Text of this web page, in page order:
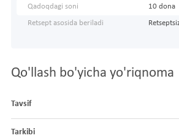
Qadoqdagi soni 10 dona
Retsept asosida beriladi
Qo'llash bo'yicha yo'riqnoma
Tavsif
Tarkibi